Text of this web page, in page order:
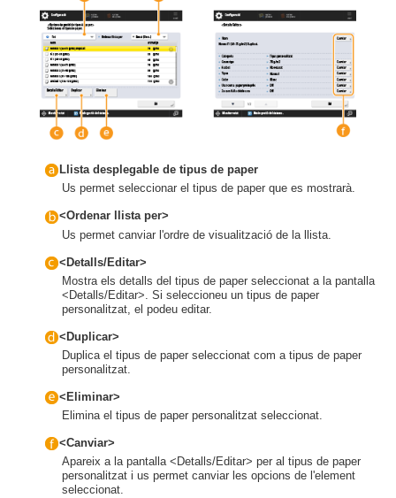
Llista desplegable de tipus de paper
Us permet seleccionar el tipus de paper que es mostrarà.
<Ordenar llista per>
Us permet canviar l'ordre de visualització de la llista.
<Detalls/Editar>
Mostra els detalls del tipus de paper seleccionat a la pantalla
<Detalls/Editar>. Si seleccioneu un tipus de paper
personalitzat, el podeu editar.
<Duplicar>
Duplica el tipus de paper seleccionat com a tipus de paper
personalitzat.
<Eliminar>
Elimina el tipus de paper personalitzat seleccionat.
<Canviar>
Apareix a la pantalla <Detalls/Editar> per al tipus de paper
personalitzat i us permet canviar les opcions de l'element
seleccionat.